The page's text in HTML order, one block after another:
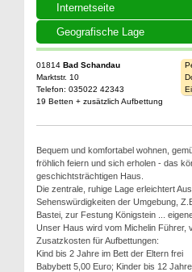
Internetseite
Geografische Lage
01814 Bad Schandau
Marktstr. 10
Telefon: 035022 42343
19 Betten + zusätzlich Aufbettung
Bequem und komfortabel wohnen,
fröhlich feiern und sich erholen - das
geschichtsträchtigen Haus.
Die zentrale, ruhige Lage erleichtert
Sehenswürdigkeiten der Umgebung,
Bastei, zur Festung Königstein ...
Unser Haus wird vom Michelin Führer,
Zusatzkosten für Aufbettungen:
Kind bis 2 Jahre im Bett der Eltern frei
Babybett 5,00 Euro; Kinder bis 12